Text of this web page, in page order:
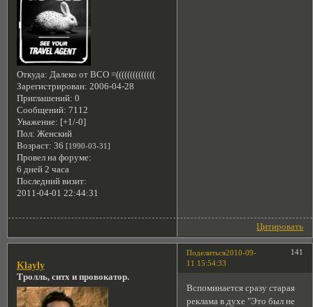
Откуда: Далеко от ВСО =((((((((((((((
Зарегистрирован: 2006-04-28
Приглашений: 0
Сообщений: 7112
Уважение: [+1/-0]
Пол: Женский
Возраст: 36 [1990-03-31]
Провел на форуме:
6 дней 2 часа
Последний визит:
2011-04-01 22:44:31
Цитировать
Поделиться 141
2010-09-
11 15:54:33
Klayly
Тролль, ситх и провокатор.
Вспоминается сразу старая
реклама в духе "Это был не